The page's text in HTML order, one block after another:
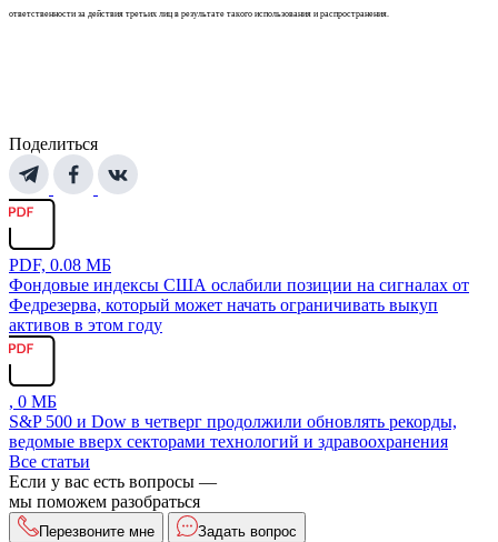
ответственности за действия третьих лиц в результате такого использования и распространения.
Поделиться
PDF, 0.08 МБ
Фондовые индексы США ослабили позиции на сигналах от
Федрезерва, который может начать ограничивать выкуп
активов в этом году
, 0 МБ
S&P 500 и Dow в четверг продолжили обновлять рекорды,
ведомые вверх секторами технологий и здравоохранения
Все статьи
Если у вас есть вопросы —
мы поможем разобраться
Перезвоните мне Задать вопрос